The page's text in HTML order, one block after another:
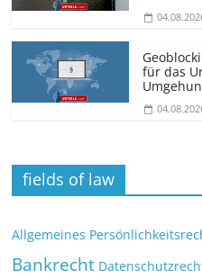
für das
fields of law
Allgemeines
Bankrecht